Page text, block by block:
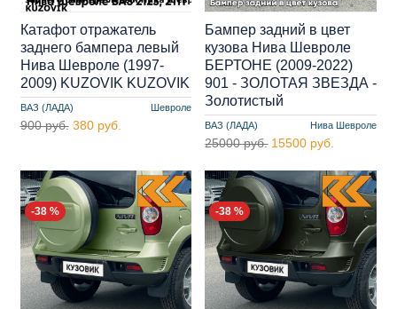
ВАЗ (ЛАДА) Шевроле
Катафот отражатель
заднего бампера левый
Нива Шевроле (1997-
2009) KUZOVIK KUZOVIK
900 руб. 380 руб. ВАЗ (ЛАДА) Нива Шевроле
Бампер задний в цвет
кузова Нива Шевроле
БЕРТОНЕ (2009-2022)
901 - ЗОЛОТАЯ ЗВЕЗДА -
Золотистый
25000 руб. 15500 руб.
-38 % -38 %